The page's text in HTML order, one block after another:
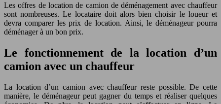
Les offres de location de camion de déménagement avec chauffeur
sont nombreuses. Le locataire doit alors bien choisir le loueur et
devra comparer les prix de location. Ainsi, le déménageur pourra
déménager à un bon prix.
Le fonctionnement de la location d’un
camion avec un chauffeur
La location d’un camion avec chauffeur reste possible. De cette
manière, le déménageur peut gagner du temps et réaliser quelques